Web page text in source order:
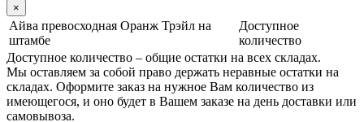
×
Айва превосходная Оранж Трэйл на
штамбе
Доступное
количество
Доступное количество – общие остатки на всех складах.
Мы оставляем за собой право держать неравные остатки на
складах. Оформите заказ на нужное Вам количество из
имеющегося, и оно будет в Вашем заказе на день доставки или
самовывоза.